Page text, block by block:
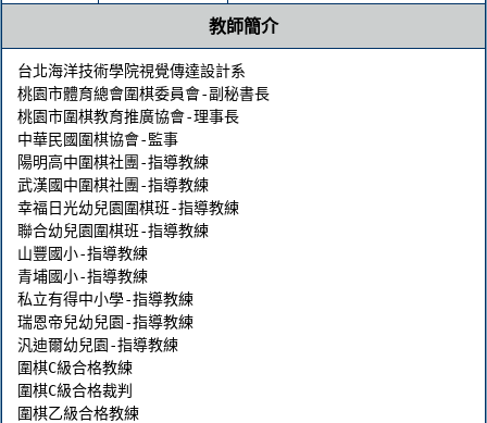
教師簡介
台北海洋技術學院視覺傳達設計系
桃園市體育總會圍棋委員會-副秘書長
桃園市圍棋教育推廣協會-理事長
中華民國圍棋協會-監事
陽明高中圍棋社團-指導教練
武漢國中圍棋社團-指導教練
幸福日光幼兒園圍棋班-指導教練
聯合幼兒園圍棋班-指導教練
山豐國小-指導教練
青埔國小-指導教練
私立有得中小學-指導教練
瑞恩帝兒幼兒園-指導教練
汎迪爾幼兒園-指導教練
圍棋C級合格教練
圍棋C級合格裁判
圍棋乙級合格教練